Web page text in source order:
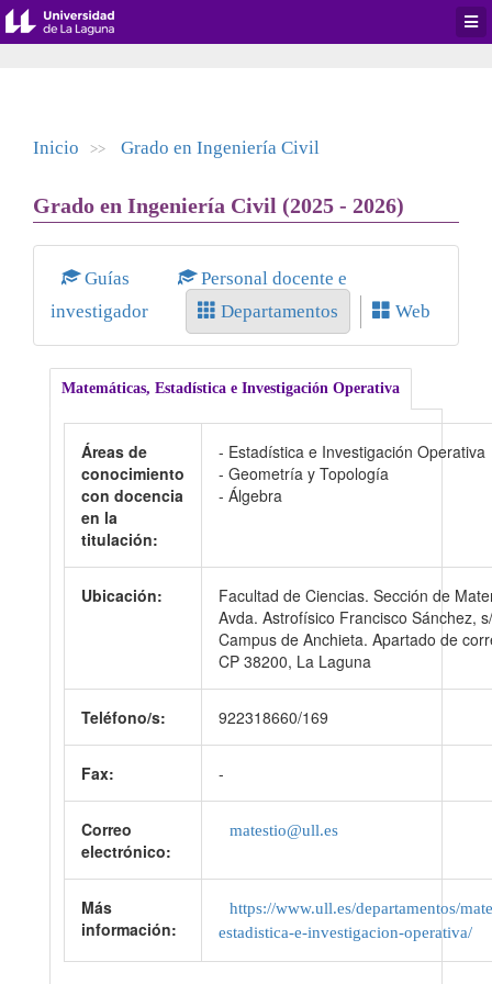
Inicio >> Grado en Ingeniería Civil
Grado en Ingeniería Civil (2025 - 2026)
Guías
Personal docente e
investigador
Departamentos Web
Matemáticas, Estadística e Investigación Operativa
Áreas de
conocimiento
con docencia
en la
titulación:
- Estadística e Investigación Operativa
- Geometría y Topología
- Álgebra
Ubicación:
Facultad de Ciencias. Sección de
Avda. Astrofísico Francisco Sánchez,
Campus de Anchieta. Apartado de
CP 38200, La Laguna
Teléfono/s: 922318660/169
Fax: -
Correo
electrónico:
matestio@ull.es
Más
información:
https://www.ull.es/departamentos/
estadistica-e-investigacion-operativa/